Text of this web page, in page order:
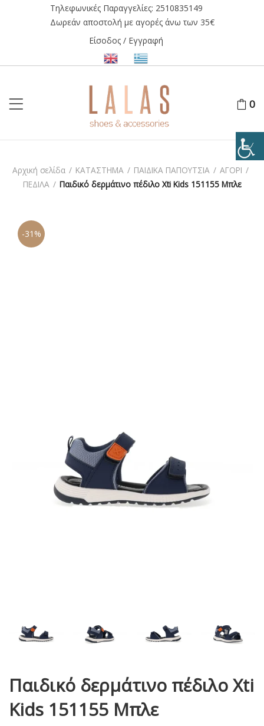
Τηλεφωνικές Παραγγελίες: 2510835149
Δωρεάν αποστολή με αγορές άνω των 35€
Είσοδος / Εγγραφή
0
Αρχική σελίδα / ΚΑΤΑΣΤΗΜΑ / ΠΑΙΔΙΚΑ ΠΑΠΟΥΤΣΙΑ / ΑΓΟΡΙ /
ΠΕΔΙΛΑ / Παιδικό δερμάτινο πέδιλο Xti Kids 151155 Μπλε
-31%
Παιδικό δερμάτινο πέδιλο Xti
Kids 151155 Μπλε